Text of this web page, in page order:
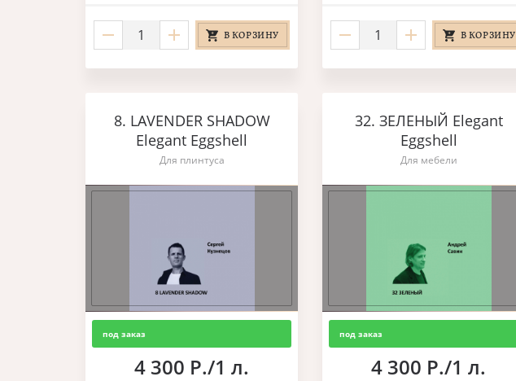
В КОРЗИНУ В КОРЗИНУ
8. LAVENDER SHADOW
Elegant Eggshell
Для плинтуса
под заказ
4 300 Р./1 л.
32. ЗЕЛЕНЫЙ Elegant
Eggshell
Для мебели
под заказ
4 300 Р./1 л.